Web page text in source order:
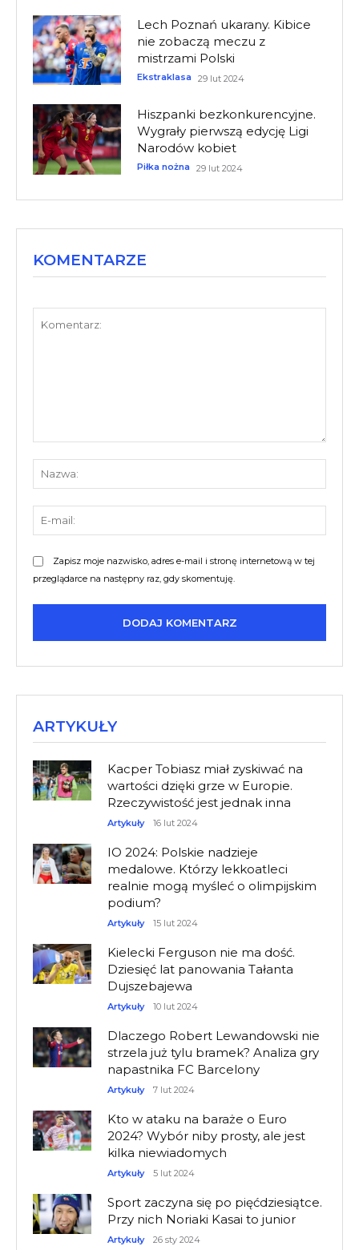
Lech Poznań ukarany. Kibice
nie zobaczą meczu z
mistrzami Polski
Ekstraklasa 29 lut 2024
Hiszpanki bezkonkurencyjne.
Wygrały pierwszą edycję Ligi
Narodów kobiet
Piłka nożna 29 lut 2024
KOMENTARZE
Zapisz moje nazwisko, adres e-mail i stronę internetową w tej
przeglądarce na następny raz, gdy skomentuję.
ARTYKUŁY
Kacper Tobiasz miał zyskiwać na
wartości dzięki grze w Europie.
Rzeczywistość jest jednak inna
Artykuły 16 lut 2024
IO 2024: Polskie nadzieje
medalowe. Którzy lekkoatleci
realnie mogą myśleć o olimpijskim
podium?
Artykuły 15 lut 2024
Kielecki Ferguson nie ma dość.
Dziesięć lat panowania Tałanta
Dujszebajewa
Artykuły 10 lut 2024
Dlaczego Robert Lewandowski nie
strzela już tylu bramek? Analiza gry
napastnika FC Barcelony
Artykuły 7 lut 2024
Kto w ataku na baraże o Euro
2024? Wybór niby prosty, ale jest
kilka niewiadomych
Artykuły 5 lut 2024
Sport zaczyna się po pięćdziesiątce.
Przy nich Noriaki Kasai to junior
Artykuły 26 sty 2024